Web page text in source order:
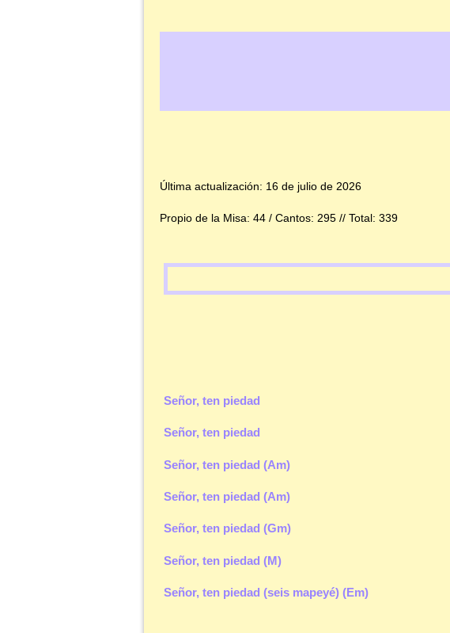
Última actualización: 16 de julio de 2026
Propio de la Misa: 44 / Cantos: 295 // Total: 339
Señor, ten piedad
Señor, ten piedad
Señor, ten piedad (Am)
Señor, ten piedad (Am)
Señor, ten piedad (Gm)
Señor, ten piedad (M)
Señor, ten piedad (seis mapeyé) (Em)